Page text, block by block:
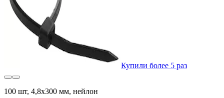
Купили более 5 раз
100 шт, 4,8х300 мм, нейлон